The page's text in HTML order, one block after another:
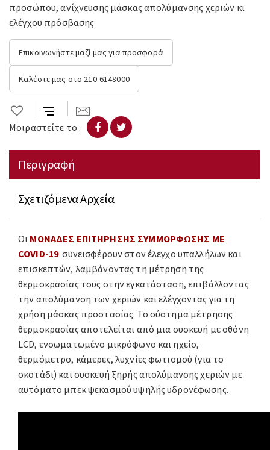
προσώπου, ανίχνευσης μάσκας απολύμανσης χεριών κι
ελέγχου πρόσβασης
Επικοινωνήστε μαζί μας για προσφορά
Καλέστε μας στο 210-6148000
Μοιραστείτε το :
Περιγραφή
Σχετιζόμενα Αρχεία
Οι ΜΟΝΑΔΕΣ ΕΠΙΤΗΡΗΣΗΣ ΣΥΜΜΟΡΦΩΣΗΣ ΜΕ
COVID-19συνεισφέρουν στον έλεγχο υπαλλήλων και
επισκεπτών, λαμβάνοντας τη μέτρηση της
θερμοκρασίας τους στην εγκατάσταση, επιβάλλοντας
την απολύμανση των χεριών και ελέγχοντας για τη
χρήση μάσκας προστασίας. Το σύστημα μέτρησης
θερμοκρασίας αποτελείται από μια συσκευή με οθόνη
LCD, ενσωματωμένο μικρόφωνο και ηχείο,
θερμόμετρο, κάμερες, λυχνίες φωτισμού (για το
σκοτάδι) και συσκευή ξηρής απολύμανσης χεριών με
αυτόματο μπεκ ψεκασμού υψηλής υδρονέφωσης.